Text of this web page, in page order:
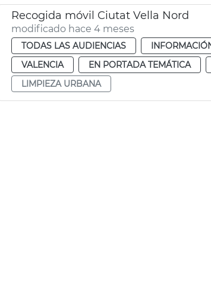
Recogida móvil Ciutat Vella Nord
modificado hace 4 meses
TODAS LAS AUDIENCIAS
VALENCIA
EN PORTADA TEMÁTICA
LIMPIEZA URBANA